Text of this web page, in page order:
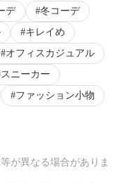
デ
冬コーデ
キレイめ
オフィスカジュアル
スニーカー
ファッション小物
が異なる場合がありま